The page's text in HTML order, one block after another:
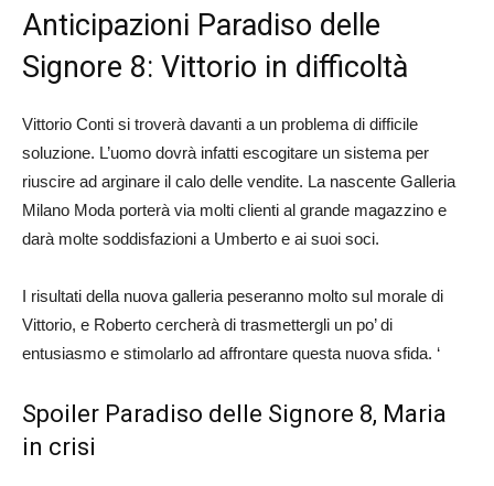
Anticipazioni Paradiso delle
Signore 8: Vittorio in difficoltà
Vittorio Conti si troverà davanti a un problema di difficile
soluzione. L’uomo dovrà infatti escogitare un sistema per
riuscire ad arginare il calo delle vendite. La nascente Galleria
Milano Moda porterà via molti clienti al grande magazzino e
darà molte soddisfazioni a Umberto e ai suoi soci.
I risultati della nuova galleria peseranno molto sul morale di
Vittorio, e Roberto cercherà di trasmettergli un po’ di
entusiasmo e stimolarlo ad affrontare questa nuova sfida. ‘
Spoiler Paradiso delle Signore 8, Maria
in crisi